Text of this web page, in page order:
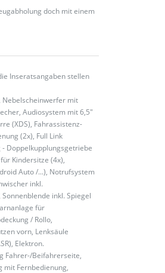
doch mit einem
Inseratsangaben stellen
Nebelscheinwerfer mit
Audiosystem mit 6,5"
(XDS), Fahrassistenz-
(2x), Full Link
Doppelkupplungsgetriebe
Kindersitze (4x),
Auto /...), Notrufsystem
inkl.
inkl. Spiegel
für
/ Rollo,
vorn, Lenksäule
Elektron.
Fahrer-/Beifahrerseite,
mit Fernbedienung,